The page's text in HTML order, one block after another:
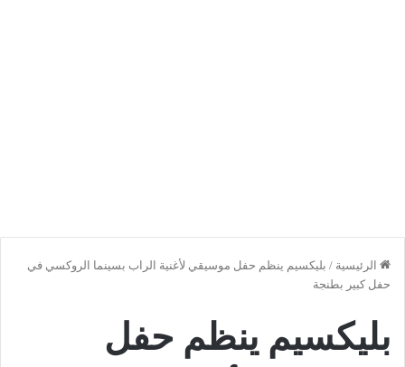
الرئيسية / بليكسيم ينظم حفل موسيقي لأغنية الراب بسينما الروكسي في
حفل كبير بطنجة
بليكسيم ينظم حفل